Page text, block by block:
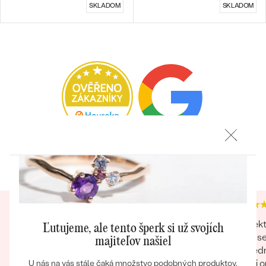
Bestsellery
SKLADOM SKLADOM
4.9 4.9
Nakupoval som druhý krát a som spokojný.
Robia to na úrovni. Certifikát, krabička,
handrička, poďakovanie... Sú to maličkosti ale
pôsobí na mna ako zákazníka príjemne.
moja
velmi
Ľutujeme, ale tento šperk si už svojích
majiteľov našiel
U nás na vás stále čaká množstvo podobných produktov.